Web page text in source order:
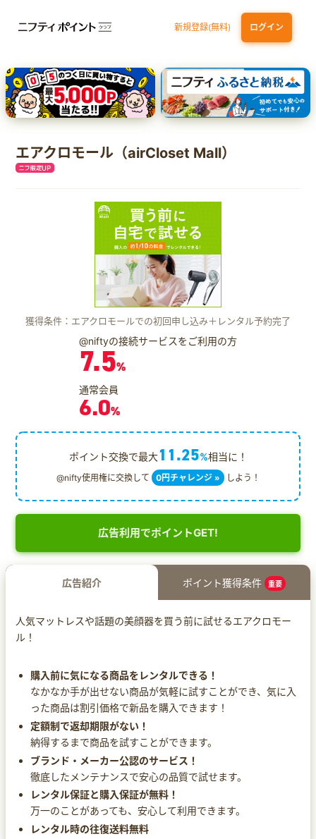
新規登録(無料) ログイン
三井住友カード（NL）オーロラデザイン
【三井住友銀行口座お持ちの方専用】Olive口座切替 P-one Wiz
ライフカードビジネスライトプラス dカード
エアクロモール（airCloset Mall）
獲得条件：エアクロモールでの初回申し込み＋レンタル予約完了
@niftyの接続サービスをご利用の方
7.5%
通常会員
6.0%
ポイント交換で最大11.25%相当に！
@nifty使用権に交換して 0円チャレンジ » しよう！
広告利用でポイントGET!
広告紹介 ポイント獲得条件 重要
人気マットレスや話題の美顔器を買う前に試せるエアクロモー
ル！
購入前に気になる商品をレンタルできる！
なかなか手が出せない商品が気軽に試すことができ、気に入
った商品は割引価格で新品を購入できます！
定額制で返却期限がない！
納得するまで商品を試すことができます。
ブランド・メーカー公認のサービス！
徹底したメンテナンスで安心の品質で試せます。
レンタル保証と購入保証が無料！
万一のことがあっても、安心して利用できます。
レンタル時の往復送料無料